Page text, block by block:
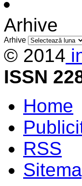
Arhive
Arhive
© 2014
ISSN
Home
RSS